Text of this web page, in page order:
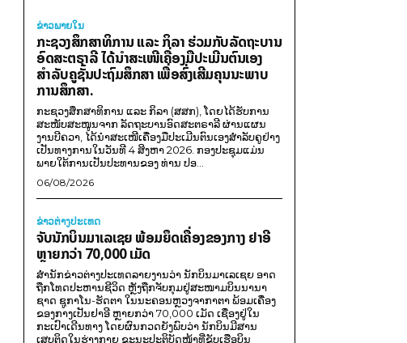
ຂ່າວພາຍ​ໃນ
ກະຊວງສຶກສາທິການ ແລະ ກິລາ ຮ່ວມກັບລັດຖະບານ
ອົດສະຕຣາລີ ໄດ້ນຳສະເໜີເຄື່ອງມືປະເມີນຕົນເອງ
ສຳລັບຄູຊັ້ນປະຖົມສຶກສາ ເພື່ອສົ່ງເສີມຄຸນນະພາບ
ການສຶກສາ.
ກະຊວງສຶກສາທິການ ແລະ ກິລາ (ສສກ), ໂດຍໄດ້ຮັບການ
ສະໜັບສະໜູນຈາກ ລັດຖະບານອົດສະຕຣາລີ ຜ່ານແຜນ
ງານບີຄວາ, ໄດ້ນຳສະເໜີເຄື່ອງມືປະເມີນຕົນເອງສຳລັບຄູຢ່າງ
ເປັນທາງການໃນວັນທີ 4 ສິງຫາ 2026. ກອງປະຊຸມແມ່ນ
ພາຍໃຕ້ການເປັນປະທານຂອງ ທ່ານ ປອ...
06/08/2026
ຂ່າວຕ່າງປະເທດ
ຈັບນັກບິນມາເລເຊຍ ພ້ອມຍຶດເຄື່ອງຂອງກາງ ຢາອີ
ຫຼາຍກວ່າ 70,000 ເມັດ
ສຳນັກຂ່າວຕ່າງປະເທດລາຍງານວ່າ ນັກບິນມາເລເຊຍ ອາດ
ຖືກໂທດປະຫານຊີວິດ ຫຼັງຖືກຈັບກຸມຢູ່ສະໜາມບິນນານາ
ຊາດ ຊູກາໂນ-ຮັດຕາ ໃນນະຄອນຫຼວງຈາກາຕາ ພ້ອມເຄື່ອງ
ຂອງກາງເປັນຢາອີ ຫຼາຍກວ່າ 70,000 ເມັດ ເຊື່ອງຢູ່ໃນ
ກະເປົາເດີນທາງ ໂດຍຜົນກວດຍັງພົບວ່າ ນັກບິນມີສານ
ເສບຕິດໃນຮ່າງກາຍ ຂະນະປະຕິບັດໜ້າທີ່ຂັບເຮືອບິນ